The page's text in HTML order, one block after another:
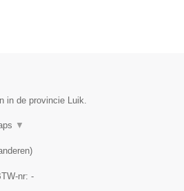
in de provincie Luik.
▼
)
nr: -